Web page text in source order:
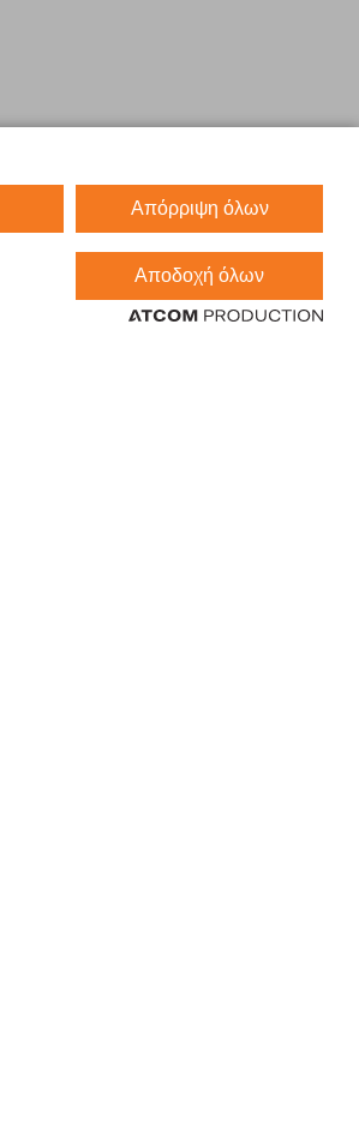
Απόρριψη όλων
Αποδοχή όλων